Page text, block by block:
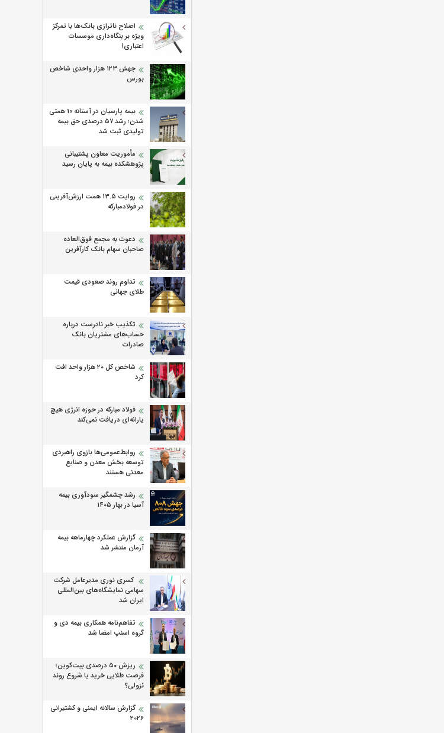
اصلاح ناترازی بانک‌ها با تمرکز
ویژه بر بنگاه‌داری موسسات
اعتباری!
جهش ۱۲۳ هزار واحدی شاخص
بورس
بیمه پارسیان در آستانه 10 همتی
شدن؛ رشد ۵۷ درصدی حق بیمه
تولیدی ثبت شد
مأموریت معاون پشتیبانی
پژوهشكده بیمه به پایان رسید
روایت ۱۳.۵ همت ارزش‌آفرینی
در فولادمبارکه
دعوت به مجمع فوق‌العاده
صاحبان سهام بانک کارآفرین
تداوم روند صعودی قیمت
طلای جهانی
تکذیب خبر نادرست درباره
حساب‌های مشتریان بانک
صادرات
شاخص کل ۲۰ هزار واحد افت
کرد
فولاد مبارکه در حوزه انرژی هیچ
یارانه‌ای دریافت نمی‌کند
روابط‌‌عمومی‌ها بازوی راهبردی
توسعه بخش معدن و صنایع
معدنی هستند
رشد چشمگیر سودآوری بیمه
آسیا در بهار ۱۴۰۵
گزارش عملکرد چهارماهه بیمه
آرمان منتشر شد
کسری نوری مدیرعامل شرکت
سهامی نمایشگاه‌های بین‌المللی
ایران شد
تفاهم‌نامه همکاری بیمه دی و
گروه اسنپ امضا شد
ریزش ۵۰ درصدی بیت‌کوین؛
فرصت طلایی خرید یا شروع روند
نزولی؟
گزارش سالانه ایمنی و كشتیرانی
۲۰۲۶